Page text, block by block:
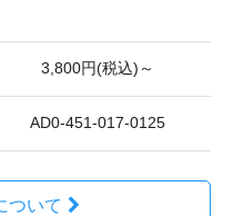
3,800円(税込)～
AD0-451-017-0125
ついて